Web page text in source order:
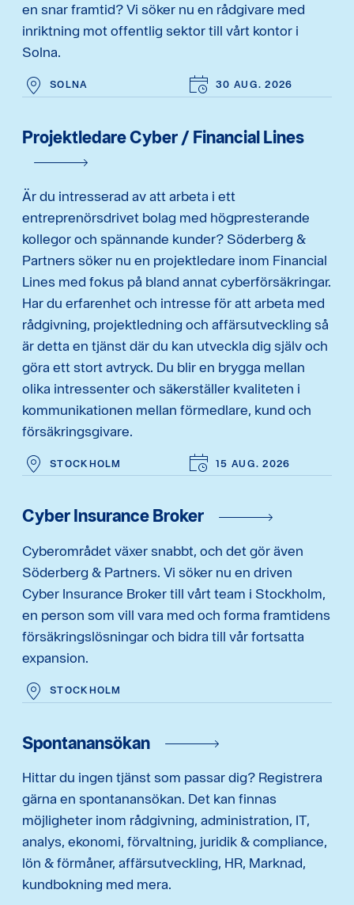
en snar framtid? Vi söker nu en rådgivare med
inriktning mot offentlig sektor till vårt kontor i
Solna.
SOLNA 30 AUG. 2026
Projektledare Cyber / Financial Lines
Är du intresserad av att arbeta i ett
entreprenörsdrivet bolag med högpresterande
kollegor och spännande kunder? Söderberg &
Partners söker nu en projektledare inom Financial
Lines med fokus på bland annat cyberförsäkringar.
Har du erfarenhet och intresse för att arbeta med
rådgivning, projektledning och affärsutveckling så
är detta en tjänst där du kan utveckla dig själv och
göra ett stort avtryck. Du blir en brygga mellan
olika intressenter och säkerställer kvaliteten i
kommunikationen mellan förmedlare, kund och
försäkringsgivare.
STOCKHOLM 15 AUG. 2026
Cyber Insurance Broker
Cyberområdet växer snabbt, och det gör även
Söderberg & Partners. Vi söker nu en driven
Cyber Insurance Broker till vårt team i Stockholm,
en person som vill vara med och forma framtidens
försäkringslösningar och bidra till vår fortsatta
expansion.
STOCKHOLM
Spontanansökan
Hittar du ingen tjänst som passar dig? Registrera
gärna en spontanansökan. Det kan finnas
möjligheter inom rådgivning, administration, IT,
analys, ekonomi, förvaltning, juridik & compliance,
lön & förmåner, affärsutveckling, HR, Marknad,
kundbokning med mera.